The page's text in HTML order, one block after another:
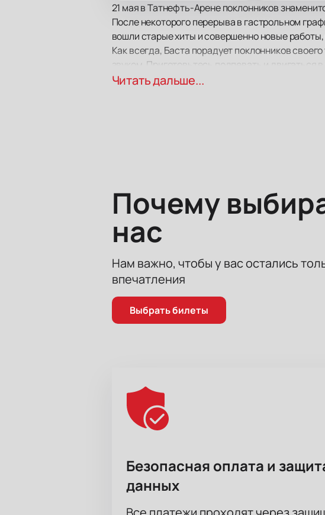
21 мая в Татнефть-Арене поклонников
После некоторого перерыва в гастрольном
вошли старые хиты и совершенно новые
Как всегда, Баста порадует поклонников
звуком. Приготовьтесь подпевать и
Большие экраны за сценой помогут
Читать дальше...
Почему
нас
Нам важно, чтобы у вас остались
впечатления
Выбрать билеты
Безопасная оплата и
данных